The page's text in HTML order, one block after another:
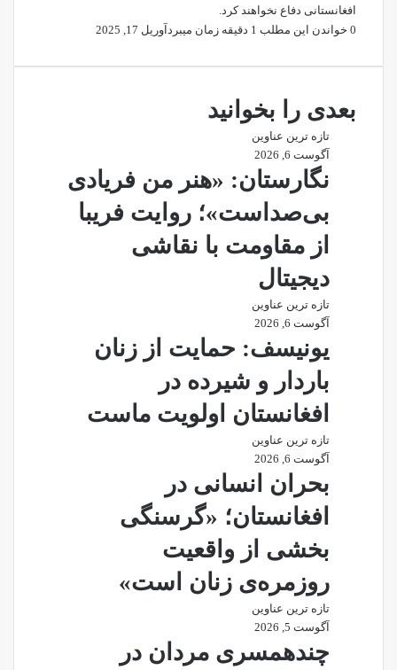
افغانستانی دفاع نخواهند کرد.
آوریل 17, 2025
0 خواندن این مطلب 1 دقیقه زمان میبرد
بعدی را بخوانید
تازه ترین عناوین
آگوست 6, 2026
نگارستان: «هنر من فریادی
بی‌صداست»؛ روایت فریبا
از مقاومت با نقاشی
دیجیتال
تازه ترین عناوین
آگوست 6, 2026
یونیسف: حمایت از زنان
باردار و شیرده در
افغانستان اولویت ماست
تازه ترین عناوین
آگوست 6, 2026
بحران انسانی در
افغانستان؛ «گرسنگی
بخشی از واقعیت
روزمره‌ی زنان است»
تازه ترین عناوین
آگوست 5, 2026
چندهمسری مردان در